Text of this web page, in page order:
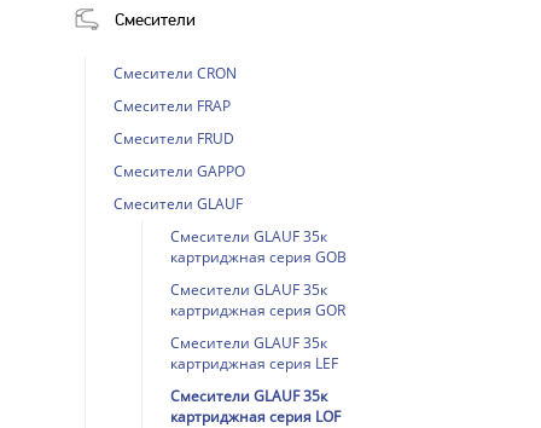
Смесители
Смесители CRON
Смесители FRAP
Смесители FRUD
Смесители GAPPO
Смесители GLAUF
Смесители GLAUF 35к
картриджная серия GOB
Смесители GLAUF 35к
картриджная серия GOR
Смесители GLAUF 35к
картриджная серия LEF
Смесители GLAUF 35к
картриджная серия LOF